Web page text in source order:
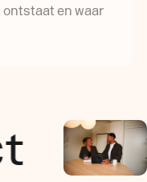
ontstaat en waar